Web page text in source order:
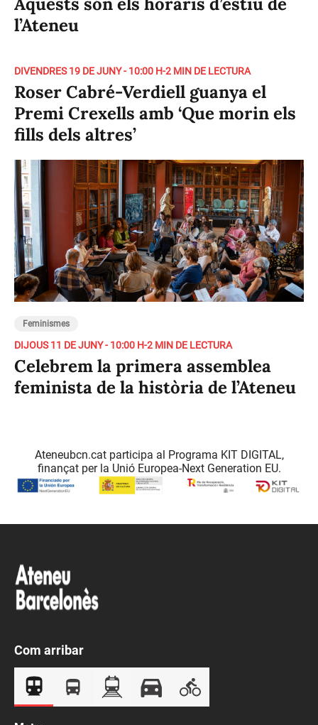
l’Ateneu
DIVENDRES 19 DE JUNY - 10:00 H-2 MIN DE LECTURA
Roser Cabré-Verdiell guanya el
Premi Crexells amb ‘Que morin els
fills dels altres’
Feminismes
DIJOUS 11 DE JUNY - 10:00 H-2 MIN DE LECTURA
Celebrem la primera assemblea
feminista de la història de l’Ateneu
Ateneubcn.cat participa al Programa KIT DIGITAL,
finançat per la Unió Europea-Next Generation EU.
Com arribar